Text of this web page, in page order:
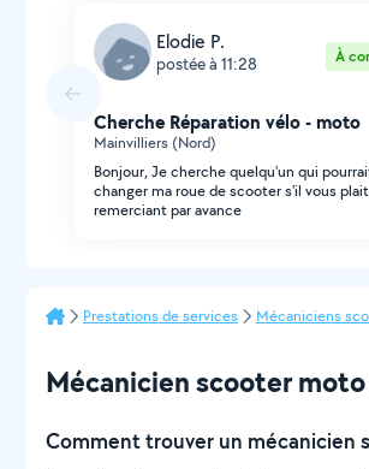
Elodie P.
postée à 11:28 À
Cherche Réparation vélo - moto
Mainvilliers (Nord)
Bonjour, Je cherche quelqu'un qui
changer ma roue de scooter s'il vous
remerciant par avance
Prestations de services Mécaniciens
Mécanicien scooter
Comment trouver un mécanicien